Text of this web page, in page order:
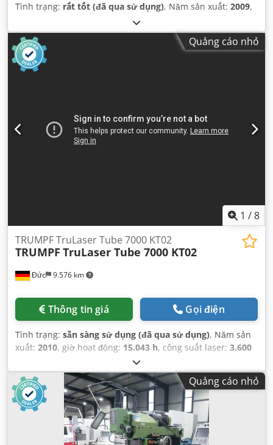
Tình trạng: rất tốt (đã qua sử dụng), Năm sản xuất: 2009,
Quảng cáo nhỏ
1 /8
Đức 9.576 km
TRUMPF TruLaser Tube 7000 KT02
TRUMPF TruLaser Tube 7000 KT02
Thông tin giá Gọi điện
Tình trạng: sẵn sàng sử dụng (đã qua sử dụng), Năm sản
xuất: 2010, giờ hoạt động: 15.043 h, công suất laser: 3.600
, khoảng cách di chuyển trục X:
5,
Quảng cáo nhỏ